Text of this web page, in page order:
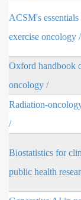
ACSM's essentials
exercise oncology /
Oxford handbook
oncology /
Radiation-
/
Biostatistics for
public health